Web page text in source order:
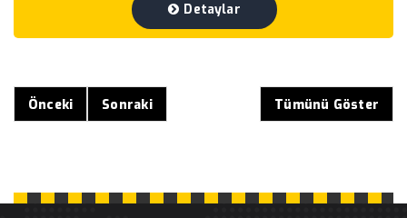
Detaylar
Önceki Sonraki Tümünü Göster